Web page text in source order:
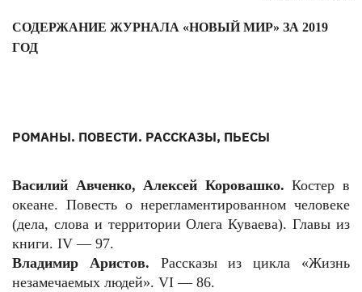
СОДЕРЖАНИЕ ЖУРНАЛА «НОВЫЙ МИР» ЗА 2019
ГОД
РОМАНЫ. ПОВЕСТИ. РАССКАЗЫ, ПЬЕСЫ
Василий Авченко, Алексей Коровашко.Костер в
океане. Повесть о нерегламентированном человеке
(дела, слова и территории Олега Куваева). Главы из
книги. IV — 97.
Владимир Аристов. Рассказы из цикла «Жизнь
незамечаемых людей». VI — 86.